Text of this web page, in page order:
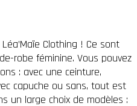
Clothing ! Ce sont
robe féminine. Vous pouvez
: avec une ceinture,
capuche ou sans, tout est
un large choix de modèles :